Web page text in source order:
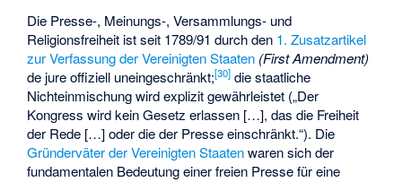
Die Presse-, Meinungs-, Versammlungs- und
Religionsfreiheit ist seit 1789/91 durch den 1. Zusatzartikel
zur Verfassung der Vereinigten Staaten (First Amendment)
de jure offiziell uneingeschränkt;[30] die staatliche
Nichteinmischung wird explizit gewährleistet („Der
Kongress wird kein Gesetz erlassen […], das die Freiheit
der Rede […] oder die der Presse einschränkt.“). Die
Gründerväter der Vereinigten Staatenwaren sich der
fundamentalen Bedeutung einer freien Presse für eine